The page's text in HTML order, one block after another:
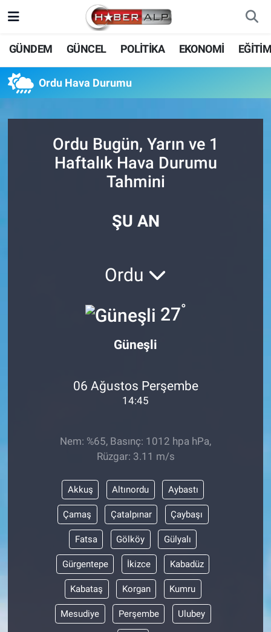
GÜNDEM GÜNCEL POLİTİKA EKONOMİ
Ordu Hava Durumu
Ordu Bugün, Yarın ve 1
Haftalık Hava Durumu
Tahmini
ŞU AN
Ordu
27°
Güneşli
06 Ağustos Perşembe
14:45
Nem: %65, Basınç: 1012 hpa hPa,
Rüzgar: 3.11 m/s
Akkuş Altınordu Aybastı
Çamaş Çatalpınar Çaybaşı
Fatsa Gölköy Gülyalı
Gürgentepe İkizce Kabadüz
Kabataş Korgan Kumru
Mesudiye Perşembe Ulubey
Nöbetçi Eczaneler
Hava Durumu
Süper Lig Puan Durumu ve Fikstür
Tüm Manşetler